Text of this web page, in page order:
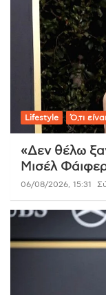
Lifestyle Ό,τι
«Δεν θέλω
Μισέλ
06/08/2026, 15:31